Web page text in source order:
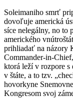
Soleimaniho smrť
dovoľuje americká
síce nelegálny, no to
amerického
prihliadať na názory
Commander-in-
ktorá leží v rozpore
v štáte, a to tzv.
hovorkyne
Kongresom svoj